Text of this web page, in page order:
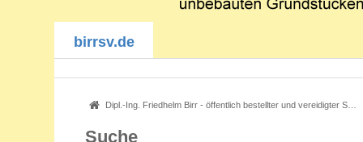
birrsv.de
Dipl.-Ing. Friedhelm Birr - öffentlich bestellter und vereidigter Sachverständiger - Immobilienbewertung
Suche